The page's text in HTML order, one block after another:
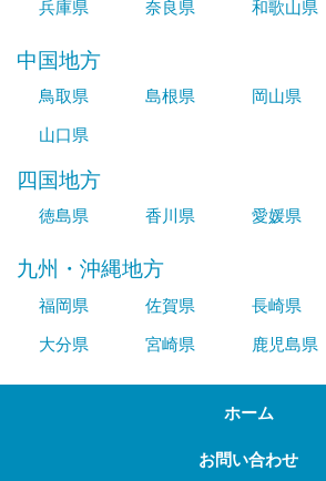
兵庫県
奈良県 和歌山県
中国地方
鳥取県 島根県 岡山県
山口県
四国地方
徳島県 香川県 愛媛県
九州・沖縄地方
福岡県 佐賀県 長崎県
大分県
宮崎県 鹿児島県
ホーム
お問い合わせ